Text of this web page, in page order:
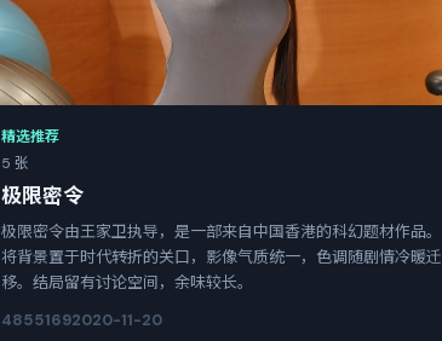
精选推荐
5 张
极限密令
极限密令由王家卫执导，是一部来自中国香港的科幻题材作品。
将背景置于时代转折的关口，影像气质统一，色调随剧情冷暖迁
移。结局留有讨论空间，余味较长。
48551692020-11-20